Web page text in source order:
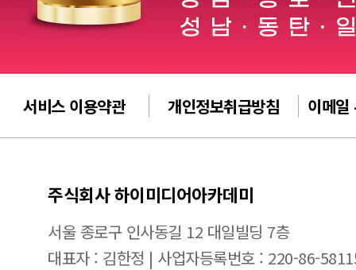
서비스 이용약관 개인정보취급방침 이메일
주식회사 하이미디어아카데미
서울 종로구 인사동길 12 대일빌딩 7층
대표자 : 김한정 | 사업자등록번호 : 220-86-